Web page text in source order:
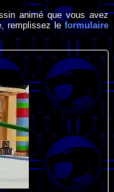
animé que vous avez
remplissez leformulaire